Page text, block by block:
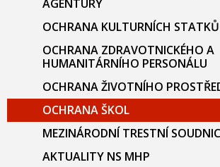
AGENTURY
OCHRANA KULTURNÍCH STATKŮ
OCHRANA ZDRAVOTNICKÉHO A
HUMANITÁRNÍHO PERSONÁLU
OCHRANA ŽIVOTNÍHO
OCHRANA ŠKOL
MEZINÁRODNÍ TRESTNÍ
AKTUALITY NS MHP